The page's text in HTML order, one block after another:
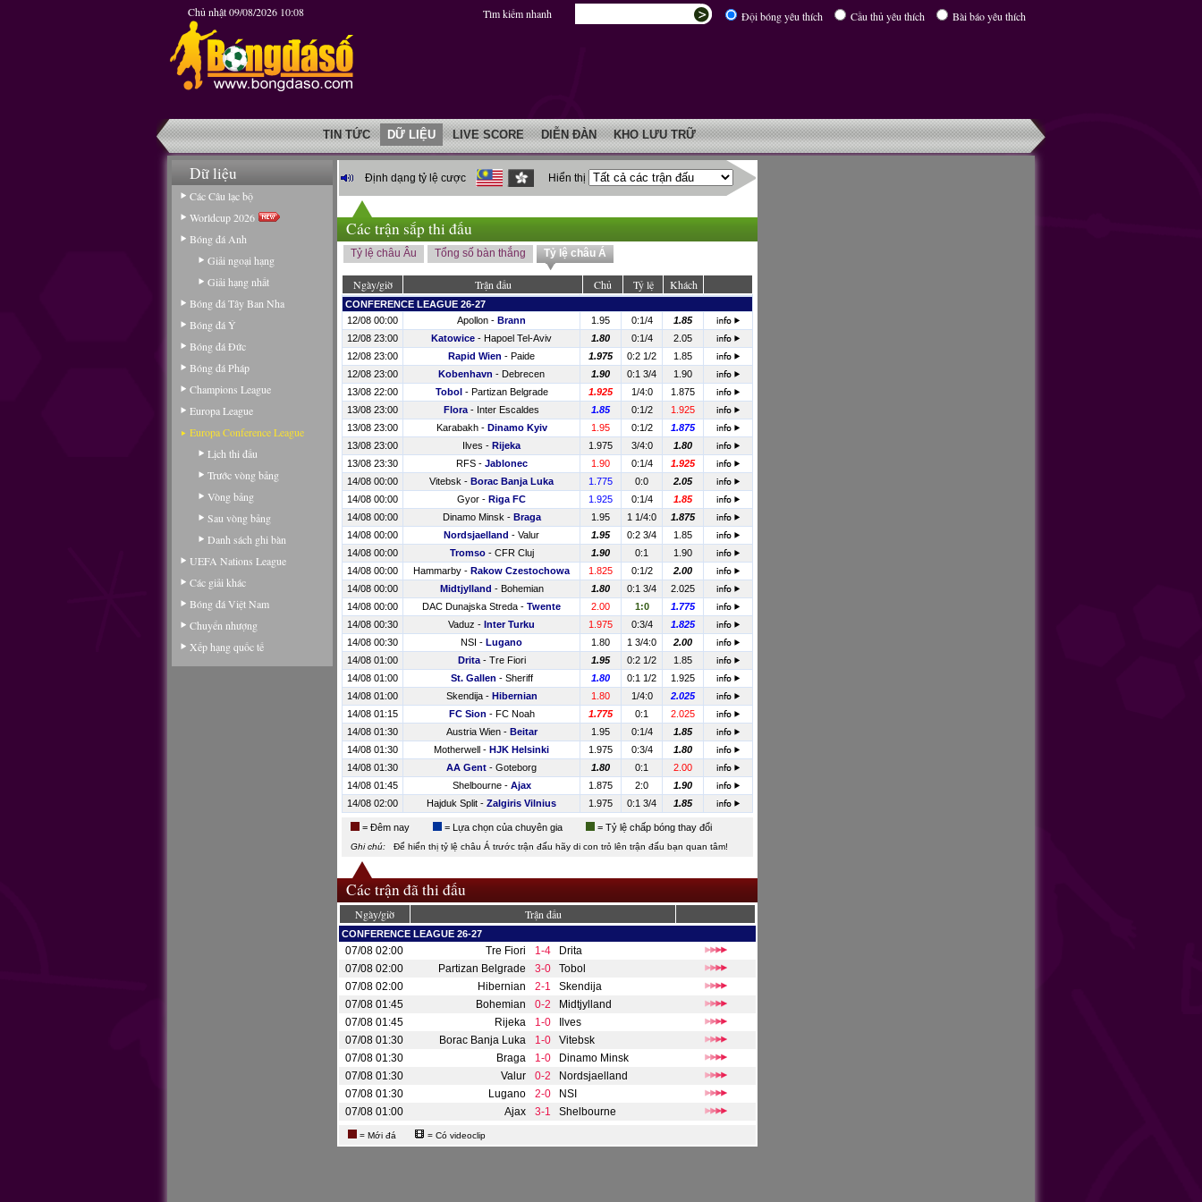
Chủ nhật 09/08/2026 10:08 Đội bóng yêu thích Cầu thủ yêu thích Bài báo yêu thích
Tìm kiếm nhanh
TIN TỨC DỮ LIỆU LIVE SCORE DIỄN ĐÀN KHO LƯU TRỮ
Dữ liệu
Các Câu lạc bộ
Worldcup 2026
Bóng đá Anh
Giải ngoại hạng
Giải hạng nhất
Bóng đá Tây Ban Nha
Bóng đá Ý
Bóng đá Đức
Bóng đá Pháp
Champions League
Europa League
Europa Conference League
Lịch thi đấu
Trước vòng bảng
Vòng bảng
Sau vòng bảng
Danh sách ghi bàn
UEFA Nations League
Các giải khác
Bóng đá Việt Nam
Chuyển nhượng
Xếp hạng quốc tế
Định dạng tỷ lệ cược Hiển thị
Các trận sắp thi đấu
Tỷ lệ châu Âu Tổng số bàn thắng Tỷ lệ châu Á
Ngày/giờ Trận đấu Chủ Tỷ lệ Khách
CONFERENCE LEAGUE 26-27
12/08 00:00
Apollon - Brann 1.95 0:1/4
1.85
12/08 23:00
Katowice - Hapoel Tel-Aviv 1.80 0:1/4
2.05
12/08 23:00
Rapid Wien - Paide 1.975 0:2 1/2
1.85
12/08 23:00
Kobenhavn - Debrecen 1.90 0:1 3/4
1.90
13/08 22:00
Tobol- Partizan Belgrade 1.925 1/4:0
1.875
13/08 23:00
Flora - Inter Escaldes 1.85 0:1/2
1.925
13/08 23:00
Karabakh- Dinamo Kyiv 1.95 0:1/2
1.875
13/08 23:00
Ilves - Rijeka 1.975 3/4:0
1.80
13/08 23:30
RFS- Jablonec 1.90 0:1/4
1.925
14/08 00:00
Vitebsk - Borac Banja Luka 1.775 0:0
2.05
14/08 00:00
Gyor - Riga FC 1.925 0:1/4
1.85
14/08 00:00
Dinamo Minsk - Braga 1.95 1 1/4:0
1.875
14/08 00:00
Nordsjaelland - Valur 1.95 0:2 3/4
1.85
14/08 00:00
Tromso- CFR Cluj 1.90 0:1
1.90
14/08 00:00
Hammarby - Rakow Czestochowa 1.825 0:1/2
2.00
14/08 00:00
Midtjylland - Bohemian 1.80 0:1 3/4
2.025
14/08 00:00
DAC Dunajska Streda - Twente 2.00 1:0
1.775
14/08 00:30
Vaduz - Inter Turku 1.975 0:3/4
1.825
14/08 00:30
NSI - Lugano 1.80 1 3/4:0
2.00
14/08 01:00
Drita- Tre Fiori 1.95 0:2 1/2
1.85
14/08 01:00
St. Gallen - Sheriff 1.80 0:1 1/2
1.925
14/08 01:00
Skendija- Hibernian 1.80 1/4:0
2.025
14/08 01:15
FC Sion - FC Noah 1.775 0:1
2.025
14/08 01:30
Austria Wien- Beitar 1.95 0:1/4
1.85
14/08 01:30
Motherwell - HJK Helsinki 1.975 0:3/4
1.80
14/08 01:30
AA Gent - Goteborg 1.80 0:1
2.00
14/08 01:45
Shelbourne- Ajax 1.875 2:0
1.90
14/08 02:00
Hajduk Split - Zalgiris Vilnius 1.975 0:1 3/4 1.85
= Đêm nay = Lựa chọn của chuyên gia = Tỷ lệ chấp bóng thay đổi
Ghi chú: Để hiển thị tỷ lệ châu Á trước trận đấu hãy di con trỏ lên trận đấu bạn quan tâm!
Các trận đã thi đấu
Ngày/giờ Trận đấu
CONFERENCE LEAGUE 26-27
07/08 02:00 Tre Fiori 1-4
Drita
07/08 02:00
Partizan Belgrade 3-0
Tobol
07/08 02:00
Hibernian 2-1
Skendija
07/08 01:45
Bohemian 0-2
Midtjylland
07/08 01:45
Rijeka 1-0
Ilves
07/08 01:30
Borac Banja Luka 1-0
Vitebsk
07/08 01:30
Braga 1-0
Dinamo Minsk
07/08 01:30
Valur 0-2
Nordsjaelland
07/08 01:30
Lugano 2-0
NSI
07/08 01:00
Ajax 3-1 Shelbourne
= Mới đá = Có videoclip